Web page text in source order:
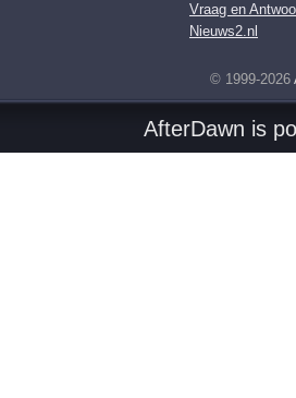
Vraag en
Nieuws2.nl
© 1999-2026
AfterDawn is